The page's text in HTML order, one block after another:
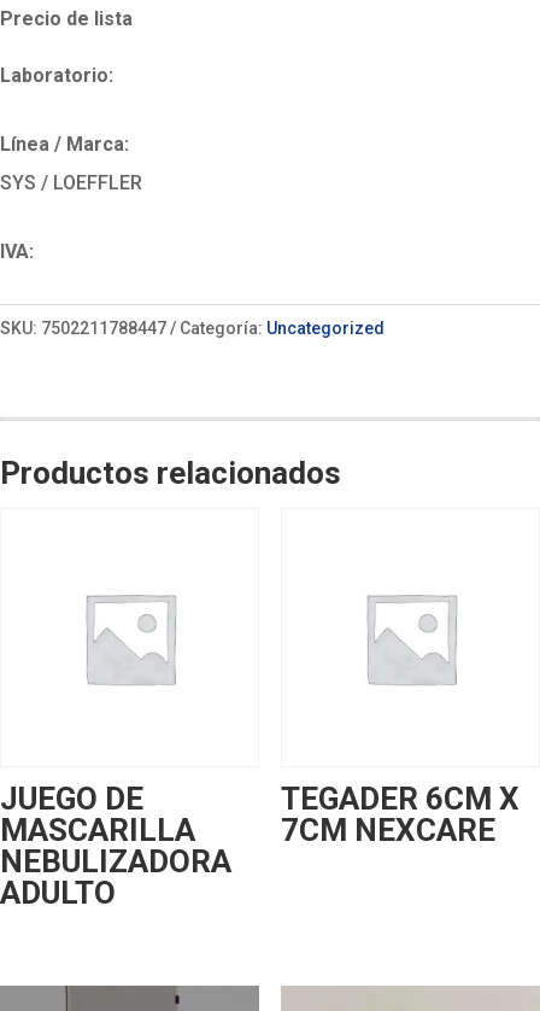
Precio de lista
Laboratorio:
Línea / Marca:
SYS / LOEFFLER
IVA:
SKU: 7502211788447 Categoría: Uncategorized
Productos relacionados
JUEGO DE
MASCARILLA
NEBULIZADORA
ADULTO
TEGADER 6CM X
7CM NEXCARE